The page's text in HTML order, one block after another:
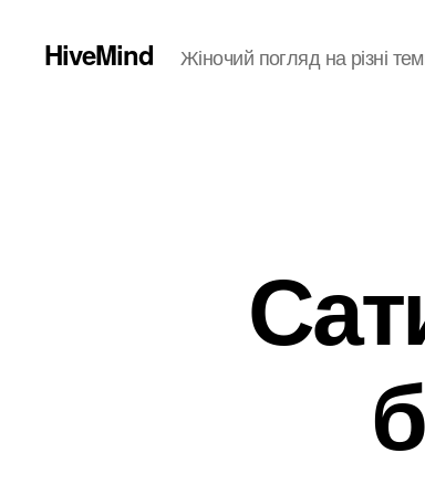
HiveMind Жіночий погляд на різні